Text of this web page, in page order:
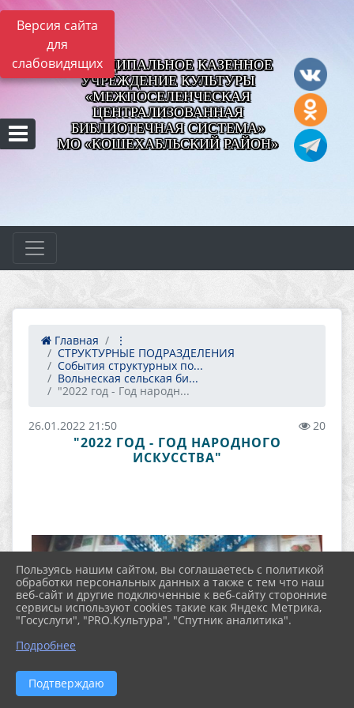
Версия сайта
для
слабовидящихМУНИЦИПАЛЬНОЕ КАЗЕННОЕ
УЧРЕЖДЕНИЕ КУЛЬТУРЫ
«МЕЖПОСЕЛЕНЧЕСКАЯ
ЦЕНТРАЛИЗОВАННАЯ
БИБЛИОТЕЧНАЯ СИСТЕМА»
МО «КОШЕХАБЛЬСКИЙ РАЙОН»
Главная
⋮
СТРУКТУРНЫЕ ПОДРАЗДЕЛЕНИЯ
События структурных по...
Вольнеская сельская би...
"2022 год - Год народн...
26.01.2022 21:50 20
"2022 ГОД - ГОД НАРОДНОГО
ИСКУССТВА"
Пользуясь нашим сайтом, вы соглашаетесь с политикой
обработки персональных данных а также с тем что наш
веб-сайт и другие подключенные к веб-сайту сторонние
сервисы используют cookies такие как Яндекс Метрика,
"Госуслуги", "PRO.Культура", "Спутник аналитика".
Подробнее
Подтверждаю